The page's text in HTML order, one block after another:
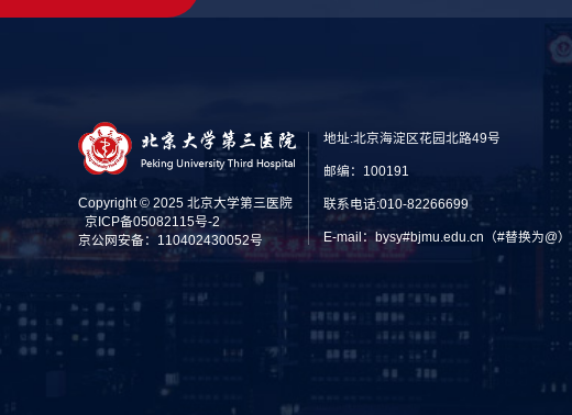
Copyright © 2025 北京大学第三医院
京ICP备05082115号-2
京公网安备：110402430052号
地址:北京海淀区花园北路49号
邮编：100191
联系电话:010-82266699
E-mail：bysy#bjmu.edu.cn（#替换为@）